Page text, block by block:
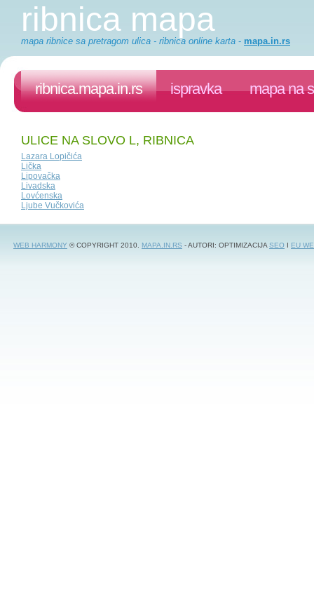
ribnica mapa
mapa ribnice sa pretragom ulica - ribnica online karta - mapa.in.rs
ribnica.mapa.in.rs ispravka mapa na
ULICE NA SLOVO L, RIBNICA
Lazara Lopičića
Lička
Lipovačka
Livadska
Lovćenska
Ljube Vučkovića
WEB HARMONY © COPYRIGHT 2010. MAPA.IN.RS - AUTORI: OPTIMIZACIJA SEO I EU